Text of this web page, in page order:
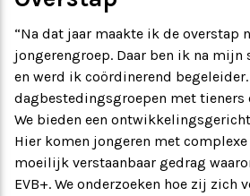
“Na dat jaar maakte ik de overstap
jongerengroep. Daar ben ik na
en werd ik coördinerend
dagbestedingsgroepen met tieners
We bieden een
Hier komen jongeren met
moeilijk verstaanbaar gedrag
EVB+. We onderzoeken hoe zij zich